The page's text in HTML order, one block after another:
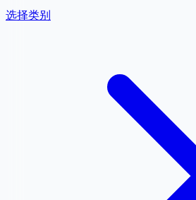
选择类别